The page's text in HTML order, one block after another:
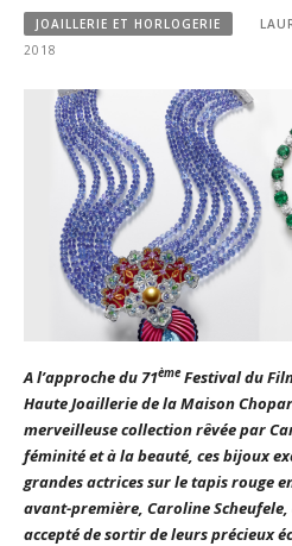
JOAILLERIE ET HORLOGERIE
2018
A l’approche du 71èmeFestival du
Haute Joaillerie de la Maison
merveilleuse collection rêvée par
féminité et à la beauté, ces bijoux
grandes actrices sur le tapis rouge
avant-première, Caroline
accepté de sortir de leurs précieux